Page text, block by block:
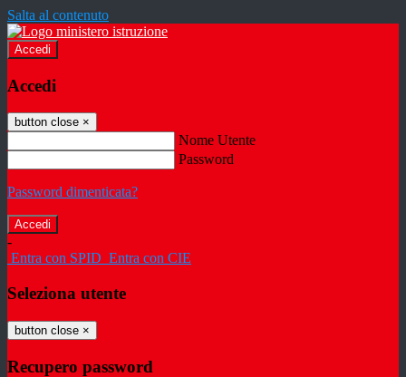
Salta al contenuto
Accedi
Accedi
button close ×
Nome Utente
Password
Password dimenticata?
-
Entra con SPID Entra con CIE
Seleziona utente
button close ×
Recupero password